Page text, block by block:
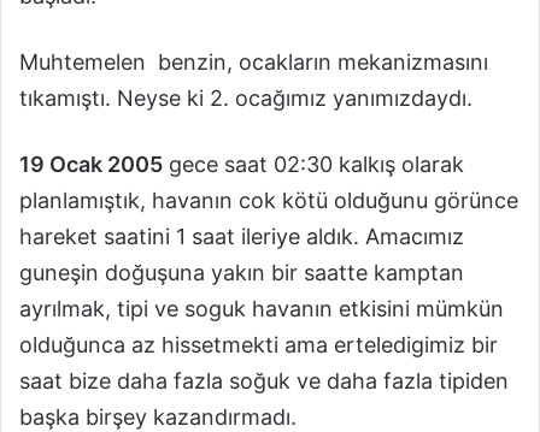
Muhtemelen benzin, ocakların mekanizmasını
tıkamıştı. Neyse ki 2. ocağımız yanımızdaydı.
19 Ocak 2005 gece saat 02:30 kalkış olarak
planlamıştık, havanın cok kötü olduğunu görünce
hareket saatini 1 saat ileriye aldık. Amacımız
guneşin doğuşuna yakın bir saatte kamptan
ayrılmak, tipi ve soguk havanın etkisini mümkün
olduğunca az hissetmekti ama erteledigimiz bir
saat bize daha fazla soğuk ve daha fazla tipiden
başka birşey kazandırmadı.